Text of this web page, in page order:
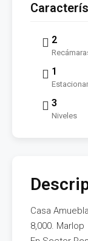
2
1
3
Niveles
Casa
8,000. Marlop